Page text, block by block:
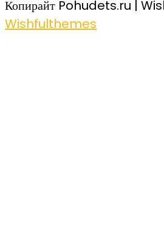
Копирайт Pohudets.ru |
Wishfulthemes